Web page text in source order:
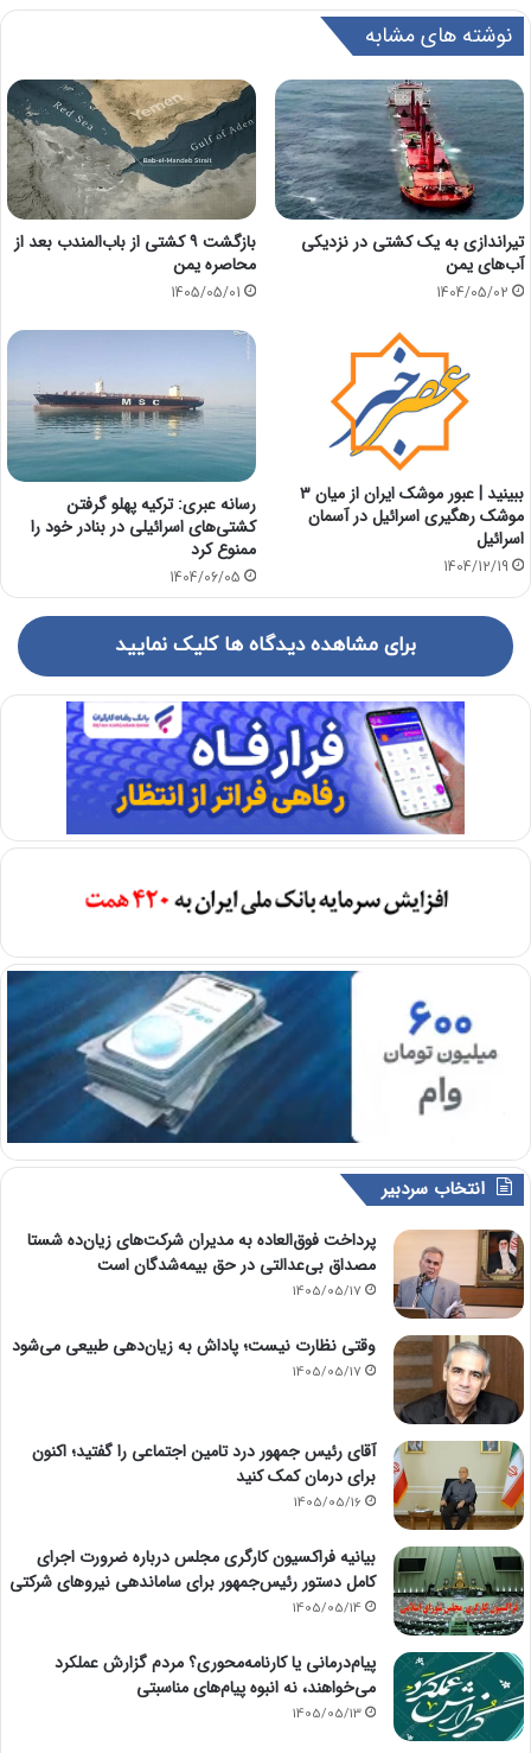
نوشته های مشابه
تیراندازی به یک کشتی در نزدیکی
آب‌های یمن
1404/05/02
بازگشت ۹ کشتی از باب‌المندب بعد از
محاصره یمن
1405/05/01
ببینید | عبور موشک ایران از میان ۳
موشک رهگیری اسرائیل در آسمان
اسرائیل
1404/12/19
رسانه عبری: ترکیه پهلو گرفتن
کشتی‌های اسرائیلی در بنادر خود را
ممنوع کرد
1404/06/05
برای مشاهده دیدگاه ها کلیک نمایید
انتخاب سردبیر
پرداخت فوق‌العاده به مدیران شرکت‌های زیان‌ده شستا
مصداق بی‌عدالتی در حق بیمه‌شدگان است
1405/05/17
وقتی نظارت نیست؛ پاداش به زیان‌دهی طبیعی می‌شود
1405/05/17
آقای رئیس جمهور درد تامین اجتماعی را گفتید؛ اکنون
برای درمان کمک کنید
1405/05/16
بیانیه فراکسیون کارگری مجلس درباره ضرورت اجرای
کامل دستور رئیس‌جمهور برای ساماندهی نیروهای شرکتی
1405/05/14
پیام‌درمانی یا کارنامه‌محوری؟ مردم گزارش عملکرد
می‌خواهند، نه انبوه پیام‌های مناسبتی
1405/05/13